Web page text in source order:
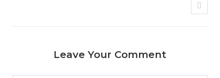
Leave Your Comment